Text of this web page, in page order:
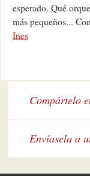
esperado. Qué
más pequeños...
Ines
Compártelo
Envíasela a